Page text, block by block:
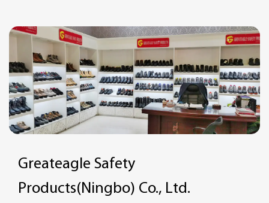
Greateagle Safety
Products(Ningbo) Co., Ltd.